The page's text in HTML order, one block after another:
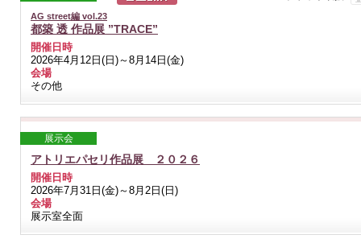
AG street編 vol.23
都築 透 作品展 ”TRACE”
開催日時
2026年4月12日(日)～8月14日(金)
会場
その他
展示会
アトリエパセリ作品展 ２０２６
開催日時
2026年7月31日(金)～8月2日(日)
会場
展示室全面